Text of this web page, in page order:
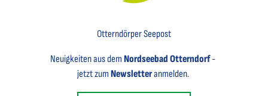
Otterndörper Seepost
Neuigkeiten aus demNordseebad Otterndorf-
jetzt zum Newsletteranmelden.